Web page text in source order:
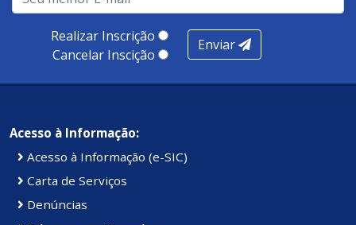
Realizar Inscrição
Cancelar Inscição
Enviar
Acesso à Informação:
Acesso à Informação (e-SIC)
Carta de Serviços
Denúncias